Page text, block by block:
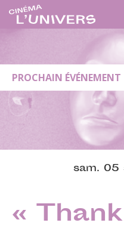
PROCHAIN ÉVÉNEMENT
sam.
«